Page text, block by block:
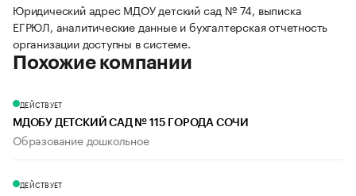
Юридический адрес МДОУ детский сад № 74, выписка
ЕГРЮЛ, аналитические данные и бухгалтерская отчетность
организации доступны в системе.
Похожие компании
ДЕЙСТВУЕТ
МДОБУ ДЕТСКИЙ САД № 115 ГОРОДА СОЧИ
Образование дошкольное
ДЕЙСТВУЕТ